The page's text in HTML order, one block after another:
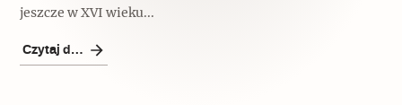
jeszcze w XVI wieku...
Czytaj dalej